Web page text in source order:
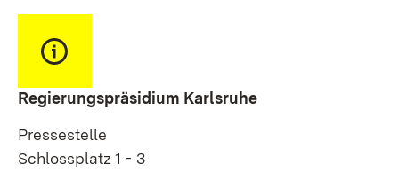
Regierungspräsidium Karlsruhe
Pressestelle
Schlossplatz 1 - 3